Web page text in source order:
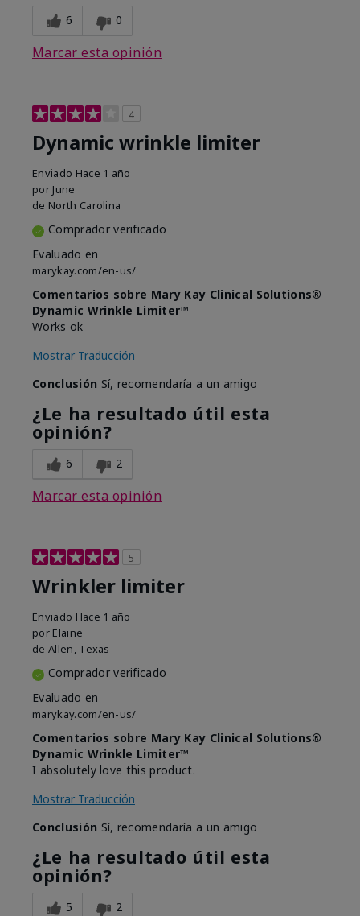
6 0
Marcar esta opinión
4
Dynamic wrinkle limiter
Enviado Hace 1 año
por June
de North Carolina
Comprador verificado
Evaluado en
marykay.com/en-us/
Comentarios sobre Mary Kay Clinical Solutions®
Dynamic Wrinkle Limiter™
Works ok
Mostrar Traducción
Conclusión Sí, recomendaría a un amigo
¿Le ha resultado útil esta
opinión?
6 2
Marcar esta opinión
5
Wrinkler limiter
Enviado Hace 1 año
por Elaine
de Allen, Texas
Comprador verificado
Evaluado en
marykay.com/en-us/
Comentarios sobre Mary Kay Clinical Solutions®
Dynamic Wrinkle Limiter™
I absolutely love this product.
Mostrar Traducción
Conclusión Sí, recomendaría a un amigo
¿Le ha resultado útil esta
opinión?
5 2